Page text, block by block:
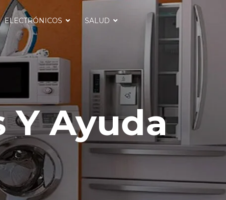
ELECTRÓNICOS SALUD
Y Ayuda